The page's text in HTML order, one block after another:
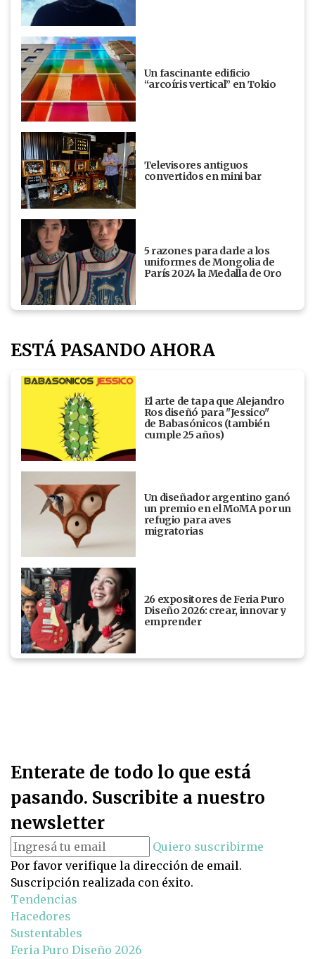
Un fascinante edificio
“arcoíris vertical” en Tokio
Televisores antiguos
convertidos en mini bar
5 razones para darle a los
uniformes de Mongolia de
París 2024 la Medalla de Oro
ESTÁ PASANDO AHORA
El arte de tapa que Alejandro
Ros diseñó para "Jessico"
de Babasónicos (también
cumple 25 años)
Un diseñador argentino ganó
un premio en el MoMA por un
refugio para aves
migratorias
26 expositores de Feria Puro
Diseño 2026: crear, innovar y
emprender
Enterate de todo lo que está
pasando. Suscribite a nuestro
newsletter
Quiero suscribirme
Por favor verifique la dirección de email.
Suscripción realizada con éxito.
Tendencias
Hacedores
Sustentables
Feria Puro Diseño 2026